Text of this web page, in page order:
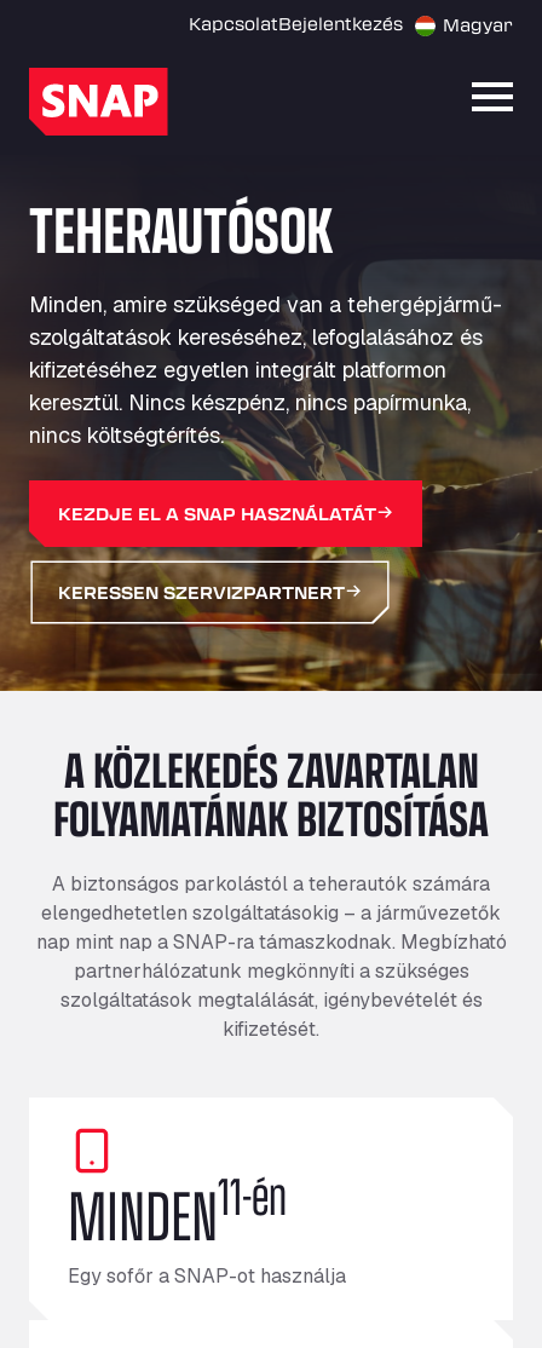
KapcsolatBejelentkezés Magyar
TEHERAUTÓSOK
Minden, amire szükséged van a tehergépjármű-
szolgáltatások kereséséhez, lefoglalásához és
kifizetéséhez egyetlen integrált platformon
keresztül. Nincs készpénz, nincs papírmunka,
nincs költségtérítés.
KEZDJE EL A SNAP HASZNÁLATÁT
KERESSEN SZERVIZPARTNERT
A KÖZLEKEDÉS ZAVARTALAN
FOLYAMATÁNAK BIZTOSÍTÁSA
A biztonságos parkolástól a teherautók számára
elengedhetetlen szolgáltatásokig – a járművezetők
nap mint nap a SNAP-ra támaszkodnak. Megbízható
partnerhálózatunk megkönnyíti a szükséges
szolgáltatások megtalálását, igénybevételét és
kifizetését.
MINDEN11-én
Egy sofőr a SNAP-ot használja